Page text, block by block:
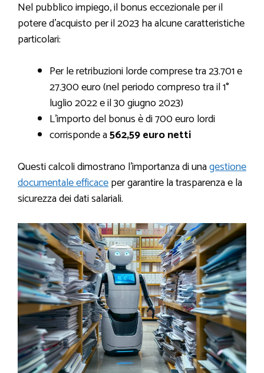
Nel pubblico impiego, il bonus eccezionale per il
potere d’acquisto per il 2023 ha alcune caratteristiche
particolari:
Per le retribuzioni lorde comprese tra 23.701 e
27.300 euro (nel periodo compreso tra il 1°
luglio 2022 e il 30 giugno 2023)
L’importo del bonus è di 700 euro lordi
corrisponde a562,59 euro netti
Questi calcoli dimostrano l’importanza di unagestione
documentale efficaceper garantire la trasparenza e la
sicurezza dei dati salariali.